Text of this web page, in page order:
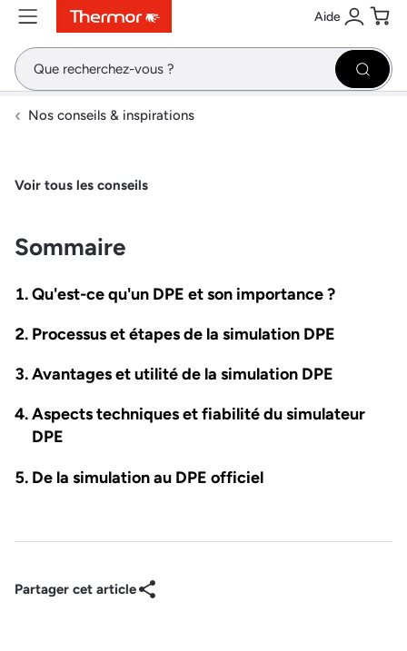
ContenuMenuRecherche Aide
Se
Nos conseils & inspirations
Voir tous les conseils
Sommaire
Qu'est-ce qu'un DPE et son importance ?
Processus et étapes de la simulation DPE
Avantages et utilité de la simulation DPE
Aspects techniques et fiabilité du simulateur
DPE
De la simulation au DPE officiel
Partager cet article